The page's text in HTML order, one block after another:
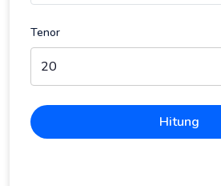
Tenor
Hitung